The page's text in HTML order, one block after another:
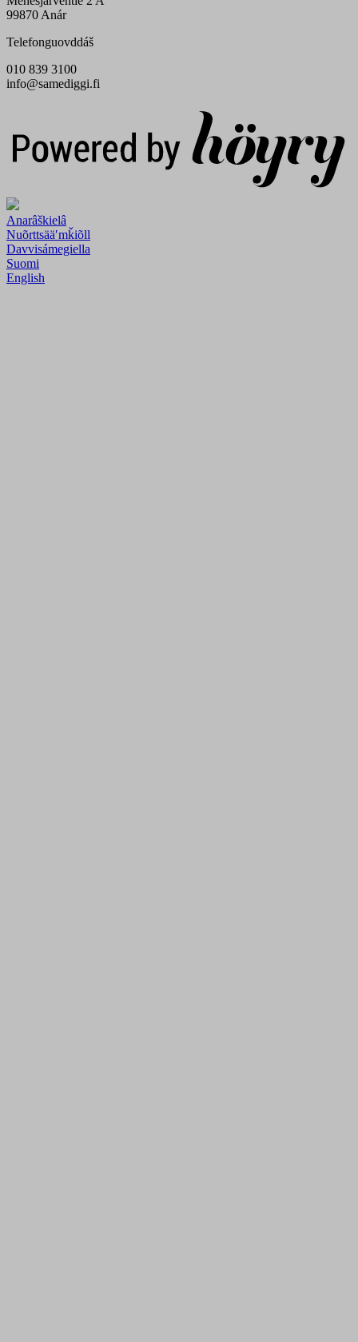
99870 Anár
Telefonguovddáš
010 839 3100
info@samediggi.fi
Anarâškielâ
Nuõrttsääʹmǩiõll
Davvisámegiella
Suomi
English